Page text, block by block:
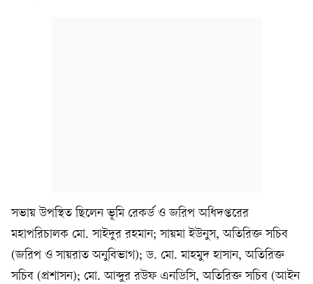
সভায় উপস্থিত ছিলেন ভূমি রেকর্ড ও জরিপ অধিদপ্তরের
মহাপরিচালক মো. সাইদুর রহমান; সায়মা ইউনুস, অতিরিক্ত সচিব
(জরিপ ও সায়রাত অনুবিভাগ); ড. মো. মাহমুদ হাসান, অতিরিক্ত
সচিব (প্রশাসন); মো. আব্দুর রউফ এনডিসি, অতিরিক্ত সচিব (আইন